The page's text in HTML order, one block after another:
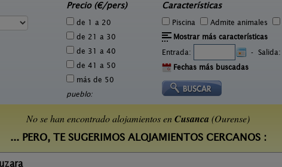
Precio (€/pers)
de 1 a 20
de 21 a 30
de 31 a 40
de 41 a 50
más de 50
pueblo:
Características
Piscina Admite animales
Mostrar más características
Entrada:
- Salida:
Fechas más buscadas
No se han encontrado alojamientos enCusanca (Ourense)
... PERO, TE SUGERIMOS ALOJAMIENTOS CERCANOS :